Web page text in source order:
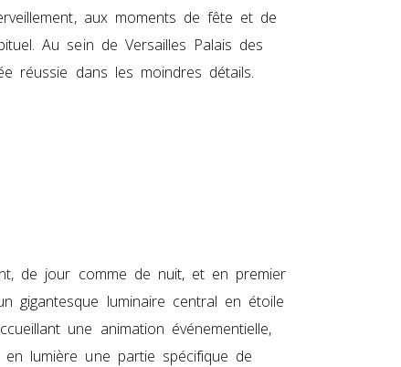
aux moments de fête et de
Au sein de Versailles Palais des
réussie dans les moindres détails.
de jour comme de nuit, et en premier
gigantesque luminaire central en étoile
une animation événementielle,
lumière une partie spécifique de